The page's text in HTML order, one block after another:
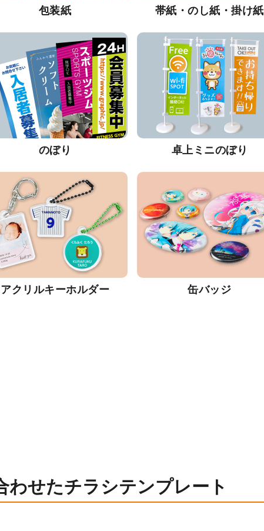
包装紙 帯紙・のし紙・掛け紙
のぼり 卓上ミニのぼり
アクリルキーホルダー 缶バッジ
わせたチラシテンプレート